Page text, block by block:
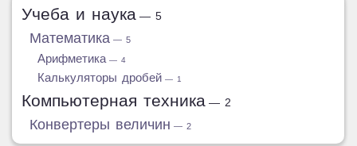
Учеба и наука — 5
Математика — 5
Арифметика — 4
Калькуляторы дробей — 1
Компьютерная техника — 2
Конвертеры величин — 2